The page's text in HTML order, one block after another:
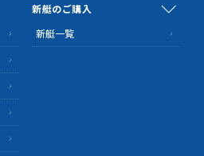
新艇のご購入
新艇一覧